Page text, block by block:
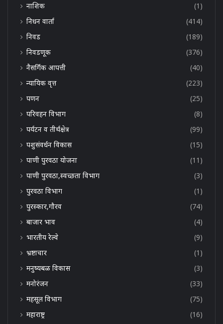
नाशिक
(1)
निधन वार्ता
(414)
निवड
(189)
निवडणूक
(376)
नैसर्गिक आपत्ती
(40)
न्यायिक वृत्त
(223)
पणन
(25)
परिवहन विभाग
(8)
पर्यटन व तीर्थक्षेत्र
(99)
पशुसंवर्धन विकास
(15)
पाणी पुरवठा योजना
(11)
पाणी पुरवठा,स्वच्छता विभाग
(3)
पुरवठा विभाग
(1)
पुरस्कार,गौरव
(74)
बाजार भाव
(4)
भारतीय रेल्वे
(9)
भ्रष्टाचार
(1)
मनुष्यबळ विकास
(3)
मनोरंजन
(33)
महसूल विभाग
(75)
महाराष्ट्र
(16)